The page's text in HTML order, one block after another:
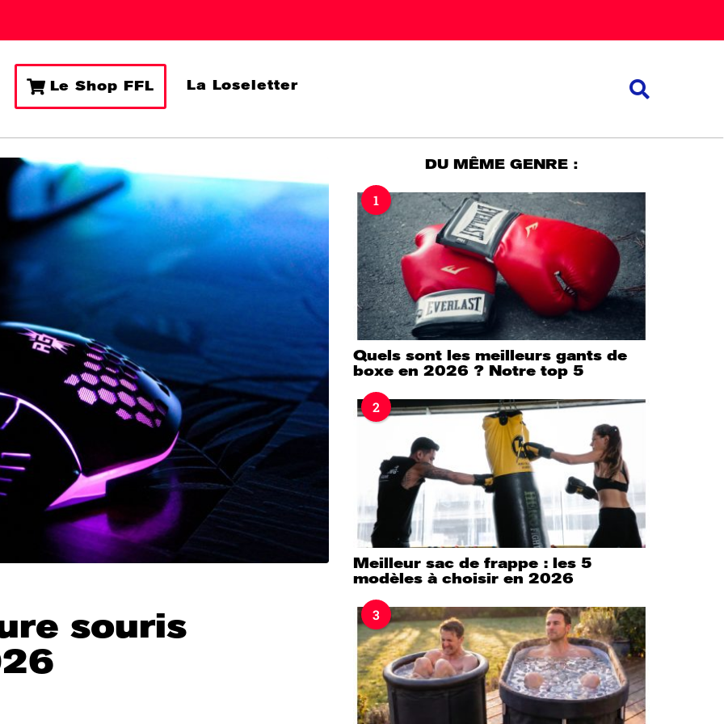
Le Shop FFL La Loseletter
souris
DU MÊME GENRE :
1
Quels sont les meilleurs gants de
boxe en 2026 ? Notre top 5
2
Meilleur sac de frappe : les 5
modèles à choisir en 2026
3